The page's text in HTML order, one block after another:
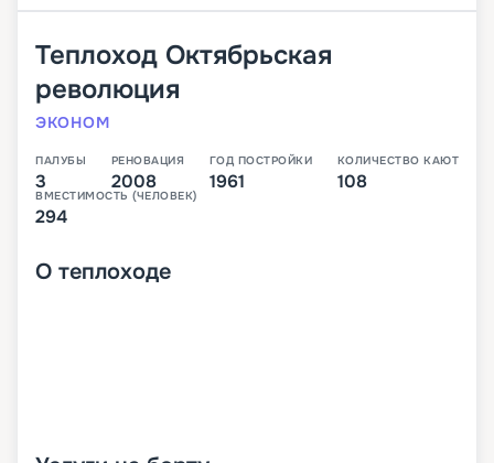
Теплоход Октябрьская
революция
ЭКОНОМ
ПАЛУБЫ
3
РЕНОВАЦИЯ
2008
ГОД ПОСТРОЙКИ
1961
КОЛИЧЕСТВО КАЮТ
108
ВМЕСТИМОСТЬ (ЧЕЛОВЕК)
294
О теплоходе